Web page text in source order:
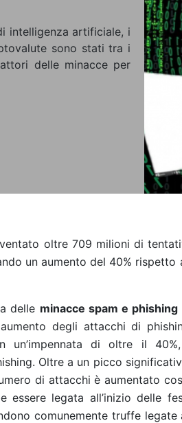
intelligenza artificiale, i
sono stati tra i
delle minacce per
oltre 709 milioni di
un aumento del 40% rispetto
delle minacce spam e phishing
degli attacchi di
di oltre il 40%,
Oltre a un picco
di attacchi è aumentato
essere legata all’inizio delle
comunemente truffe legate